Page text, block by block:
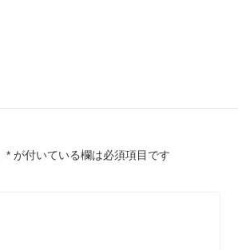
* が付いている欄は必須項目です